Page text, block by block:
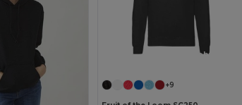
Přizpůsobte si to!
+9